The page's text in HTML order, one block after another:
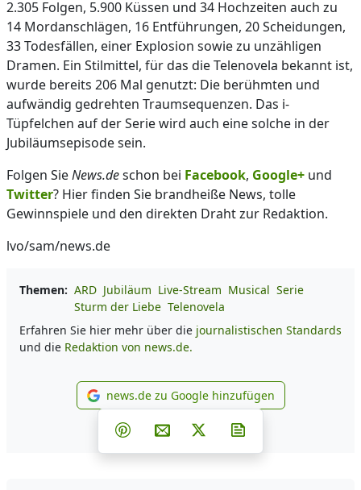
2.305 Folgen, 5.900 Küssen und 34 Hochzeiten auch zu
14 Mordanschlägen, 16 Entführungen, 20 Scheidungen,
33 Todesfällen, einer Explosion sowie zu unzähligen
Dramen. Ein Stilmittel, für das die Telenovela bekannt ist,
wurde bereits 206 Mal genutzt: Die berühmten und
aufwändig gedrehten Traumsequenzen. Das i-
Tüpfelchen auf der Serie wird auch eine solche in der
Jubiläumsepisode sein.
Folgen SieNews.deschon bei Facebook, Google+ und
Twitter? Hier finden Sie brandheiße News, tolle
Gewinnspiele und den direkten Draht zur Redaktion.
lvo/sam/news.de
Themen: ARD Jubiläum Live-Stream Musical Serie
Sturm der Liebe Telenovela
Erfahren Sie hier mehr über die journalistischen Standards
und die Redaktion von news.de.
news.de zu Google
news.de zu Google hinzufügen
Teilen auf Facebook
Teilen auf Whatsapp
Teilen auf Telegram
Teilen auf Pinterest
Per E-Mail teilen
Post auf X